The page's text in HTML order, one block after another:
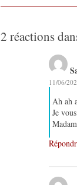
2 réactions
11/06/
Ah ah
Je